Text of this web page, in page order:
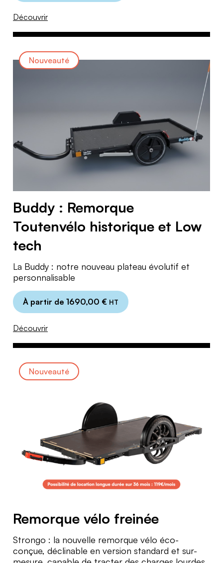
Découvrir
Nouveauté
Buddy : Remorque
Toutenvélo historique et Low
tech
La Buddy : notre nouveau plateau évolutif et
personnalisable
À partir de 1690,00 € HT
Découvrir
Nouveauté
Remorque vélo freinée
Strongo : la nouvelle remorque vélo éco-
conçue, déclinable en version standard et sur-